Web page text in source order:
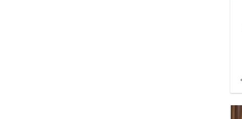
شارك